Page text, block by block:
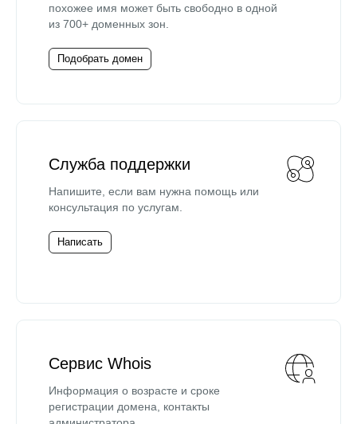
похожее имя может быть свободно в одной
из 700+ доменных зон.
Подобрать домен
Служба поддержки
Напишите, если вам нужна помощь или
консультация по услугам.
Написать
Сервис Whois
Информация о возрасте и сроке
регистрации домена, контакты